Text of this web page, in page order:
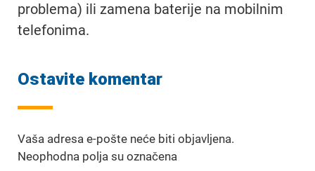
problema) ili zamena baterije na mobilnim
telefonima.
Ostavite komentar
Vaša adresa e-pošte neće biti objavljena.
Neophodna polja su označena